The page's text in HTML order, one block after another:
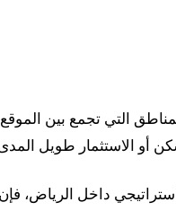
التي تجمع بين الموقع
أو الاستثمار طويل
داخل الرياض،